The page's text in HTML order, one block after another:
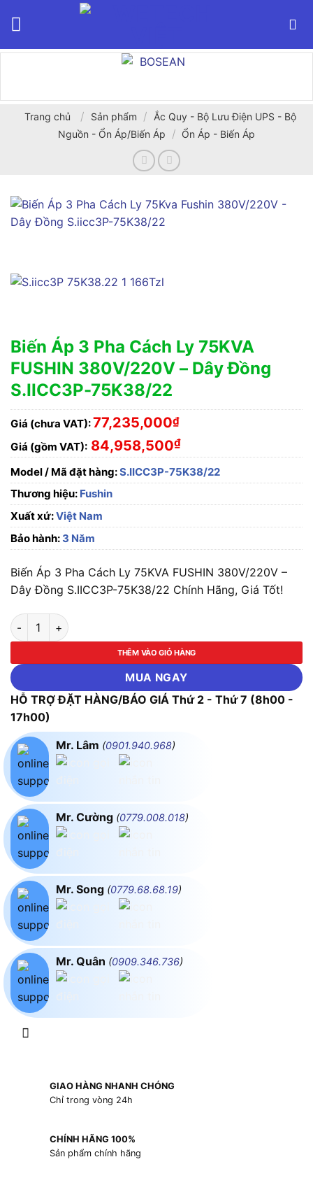
Trang chủ / Sản phẩm /
Ắc Quy - Bộ Lưu Điện UPS - Bộ
Nguồn - Ổn Áp/Biến Áp
/ Ổn Áp - Biến Áp
Biến Áp 3 Pha Cách Ly 75KVA
FUSHIN 380V/220V – Dây Đồng
S.IICC3P-75K38/22
Giá (chưa VAT):77,235,000₫
Giá (gồm VAT): 84,958,500₫
Model / Mã đặt hàng:S.IICC3P-75K38/22
Thương hiệu: Fushin
Xuất xứ:Việt Nam
Bảo hành: 3 Năm
Biến Áp 3 Pha Cách Ly 75KVA FUSHIN 380V/220V –
Dây Đồng S.IICC3P-75K38/22 Chính Hãng, Giá Tốt!
Biến Áp 3 Pha Cách Ly 75KVA FUSHIN 380V/220V - Dây
THÊM VÀO GIỎ HÀNG
MUA NGAY
HỖ TRỢ ĐẶT HÀNG/BÁO GIÁ Thứ 2 - Thứ 7 (8h00 -
17h00)
Mr. Lâm (0901.940.968)
Mr. Cường (0779.008.018)
Mr. Song (0779.68.68.19)
Mr. Quân (0909.346.736)
GIAO HÀNG NHANH CHÓNG
Chỉ trong vòng 24h
CHÍNH HÃNG 100%
Sản phẩm chính hãng